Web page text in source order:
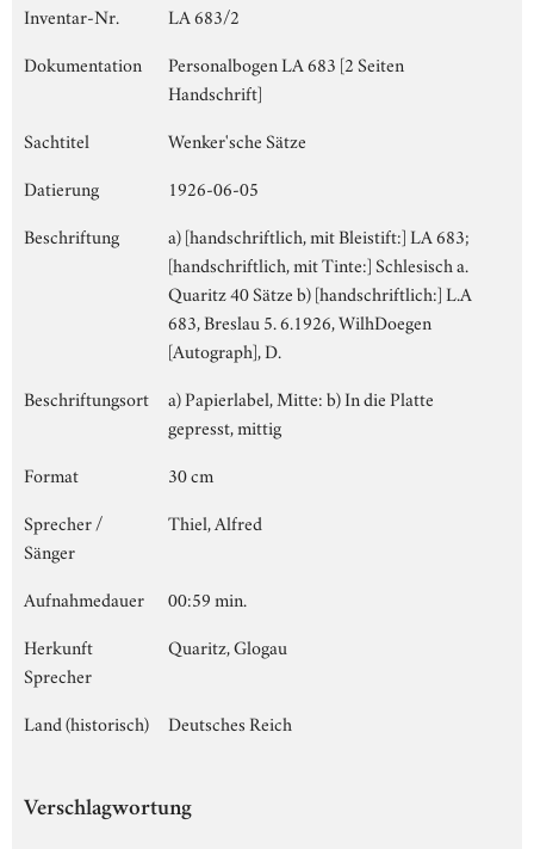
Inventar-Nr.
LA 683/2
Dokumentation
Personalbogen LA 683 [2 Seiten
Handschrift]
Sachtitel
Wenker'sche Sätze
Datierung
1926-06-05
Beschriftung
a) [handschriftlich, mit Bleistift:] LA 683;
[handschriftlich, mit Tinte:] Schlesisch a.
Quaritz 40 Sätze b) [handschriftlich:] L.A
683, Breslau 5. 6.1926, WilhDoegen
[Autograph], D.
Beschriftungsort
a) Papierlabel, Mitte: b) In die Platte
gepresst, mittig
Format
30 cm
Sprecher /
Sänger
Thiel, Alfred
Aufnahmedauer
00:59 min.
Herkunft
Sprecher
Quaritz, Glogau
Land (historisch) Deutsches Reich
Verschlagwortung